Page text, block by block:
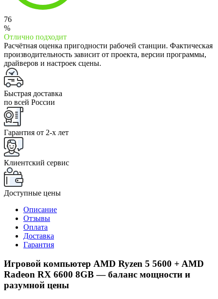
76
%
Отлично подходит
Расчётная оценка пригодности рабочей станции. Фактическая
производительность зависит от проекта, версии программы,
драйверов и настроек сцены.
Быстрая доставка
по всей России
Гарантия от 2-x лет
Клиентский сервис
Доступные цены
Описание
Отзывы
Оплата
Доставка
Гарантия
Игровой компьютер AMD Ryzen 5 5600 + AMD
Radeon RX 6600 8GB — баланс мощности и
разумной цены